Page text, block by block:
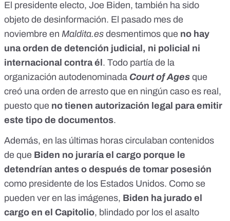
El presidente electo, Joe Biden, también ha sido
objeto de desinformación. El pasado mes de
noviembre en Maldita.es desmentimos que no hay
una orden de detención judicial, ni policial ni
internacional contra él . Todo partía de la
organización autodenominada Court of Ages que
creó una orden de arresto que en ningún caso es real,
puesto que no tienen autorización legal para emitir
este tipo de documentos.
Además, en las últimas horas circulaban contenidos
de que Biden no juraría el cargo porque le
detendrían antes o después de tomar posesión
como presidente de los Estados Unidos. Como se
pueden ver en las imágenes, Biden ha jurado el
cargo en el Capitolio, blindado por los el asalto